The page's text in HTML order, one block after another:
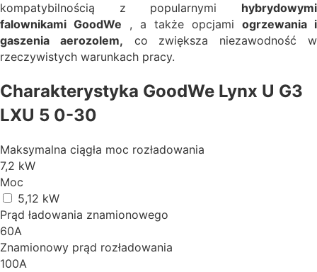
kompatybilnością z popularnymi hybrydowymi
falownikami GoodWe , a także opcjami ogrzewania i
gaszenia aerozolem, co zwiększa niezawodność w
rzeczywistych warunkach pracy.
Charakterystyka GoodWe Lynx U G3
LXU 5 0-30
Maksymalna ciągła moc rozładowania
7,2 kW
Moc
5,12 kW
Prąd ładowania znamionowego
60A
Znamionowy prąd rozładowania
100A